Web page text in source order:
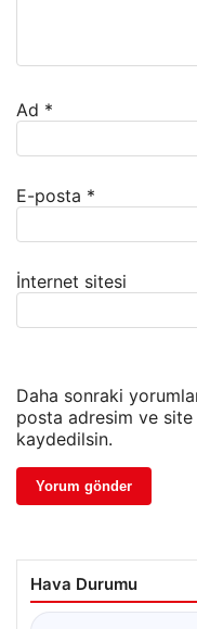
Ad *
E-posta *
İnternet sitesi
Daha sonraki
posta adresim ve site
kaydedilsin.
Hava Durumu